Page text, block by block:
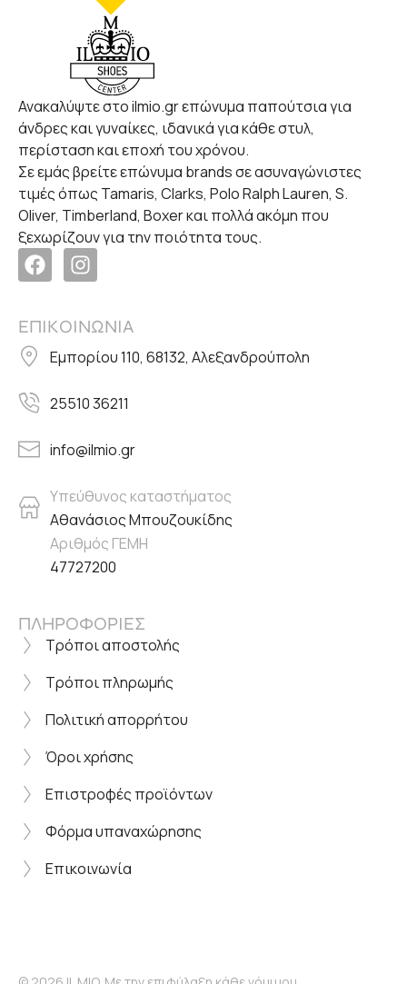
Ανακαλύψτε στο ilmio.gr επώνυμα παπούτσια για
άνδρες και γυναίκες, ιδανικά για κάθε στυλ,
περίσταση και εποχή του χρόνου.
Σε εμάς βρείτε επώνυμα brands σε ασυναγώνιστες
τιμές όπως Tamaris, Clarks, Polo Ralph Lauren, S.
Oliver, Timberland, Boxer και πολλά ακόμη που
ξεχωρίζουν για την ποιότητα τους.
ΕΠΙΚΟΙΝΩΝΙΑ
Εμπορίου 110, 68132, Αλεξανδρούπολη
25510 36211
info@ilmio.gr
Υπεύθυνος καταστήματος
Αθανάσιος Μπουζουκίδης
Αριθμός ΓΕΜΗ
47727200
ΠΛΗΡΟΦΟΡΙΕΣ
Τρόποι αποστολής
Τρόποι πληρωμής
Πολιτική απορρήτου
Όροι χρήσης
Επιστροφές προϊόντων
Φόρμα υπαναχώρησης
Επικοινωνία